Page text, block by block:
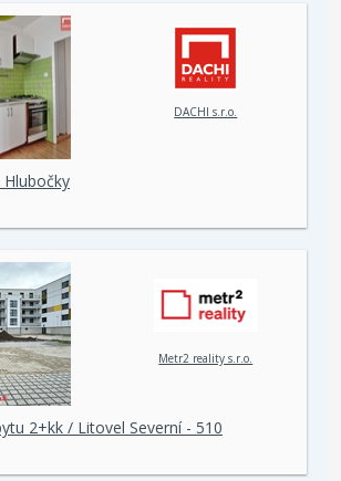
DACHI s.r.o.
Metr2 reality s.r.o.
2+kk / Litovel Severní - 510